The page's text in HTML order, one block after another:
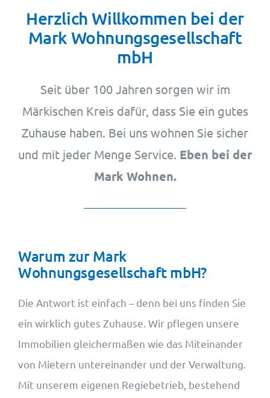
Kontakt
Herzlich Willkommen bei der
Mark Wohnungsgesellschaft
mbH
Seit über 100 Jahren sorgen wir im
Märkischen Kreis dafür, dass Sie ein gutes
Zuhause haben. Bei uns wohnen Sie sicher
und mit jeder Menge Service. Eben bei der
Mark Wohnen.
Warum zur Mark
Wohnungsgesellschaft mbH?
Die Antwort ist einfach – denn bei uns finden Sie
ein wirklich gutes Zuhause. Wir pflegen unsere
Immobilien gleichermaßen wie das Miteinander
von Mietern untereinander und der Verwaltung.
Mit unserem eigenen Regiebetrieb, bestehend